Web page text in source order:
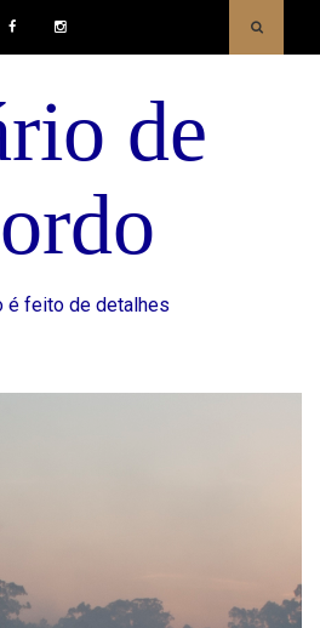
Facebook
de
é feito de detalhes